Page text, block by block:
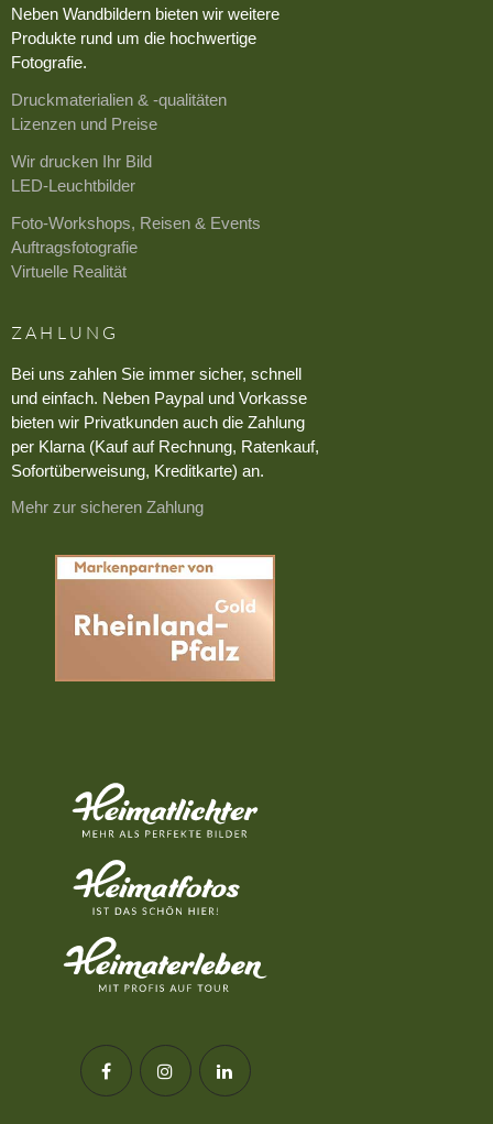
Neben Wandbildern bieten wir weitere
Produkte rund um die hochwertige
Fotografie.
Druckmaterialien & -qualitäten
Lizenzen und Preise
Wir drucken Ihr Bild
LED-Leuchtbilder
Foto-Workshops, Reisen & Events
Auftragsfotografie
Virtuelle Realität
ZAHLUNG
Bei uns zahlen Sie immer sicher, schnell
und einfach. Neben Paypal und Vorkasse
bieten wir Privatkunden auch die Zahlung
per Klarna (Kauf auf Rechnung, Ratenkauf,
Sofortüberweisung, Kreditkarte) an.
Mehr zur sicheren Zahlung